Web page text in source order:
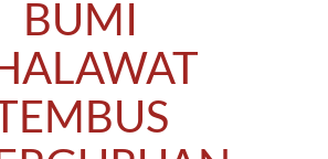
BUMI